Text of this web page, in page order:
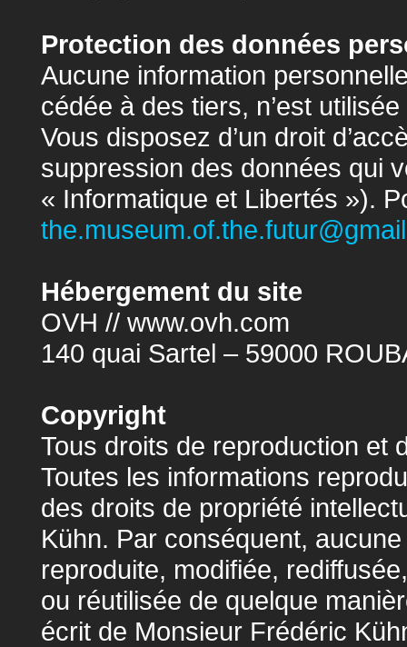
Protection des données
Aucune information
cédée à des tiers, n’est
Vous disposez d’un droit
suppression des données qui
« Informatique et Libertés »).
Hébergement du site
OVH // www.ovh.com
140 quai Sartel – 59000
Copyright
Tous droits de reproduction et
Toutes les informations
des droits de propriété
Kühn. Par conséquent,
reproduite, modifiée,
ou réutilisée de quelque
écrit de Monsieur Frédéric